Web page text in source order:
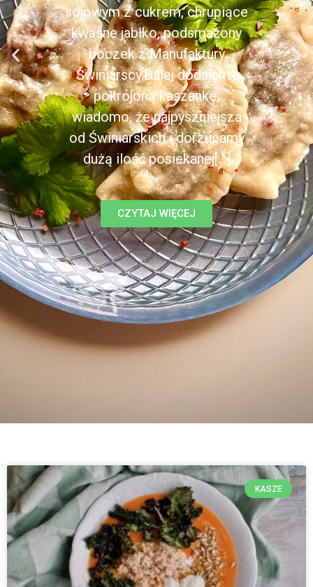
sojowym z cukrem, chrupiące
kwaśne jabłko, podsmażony
boczek z Manufaktury
Świniarscy.Dalej dodajemy
pokrojoną kaszankę,
wiadomo, że najpyszniejsza
od Świniarskich i dorzucamy
dużą ilość posiekanej[...]
CZYTAJ WIĘCEJ
KASZE